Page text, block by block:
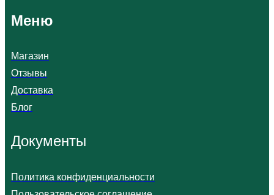
Меню
Магазин
Отзывы
Доставка
Блог
Документы
Политика конфиденциальности